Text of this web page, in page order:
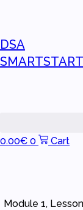
DSA
SMARTSTART
0.00€ 0 Cart
Module 1,